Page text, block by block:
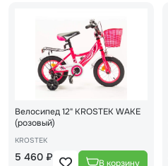
Велосипед 12" KROSTEK WAKE
(розовый)
KROSTEK
5 460 ₽